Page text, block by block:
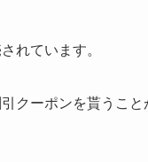
れています。
クーポンを貰うこ